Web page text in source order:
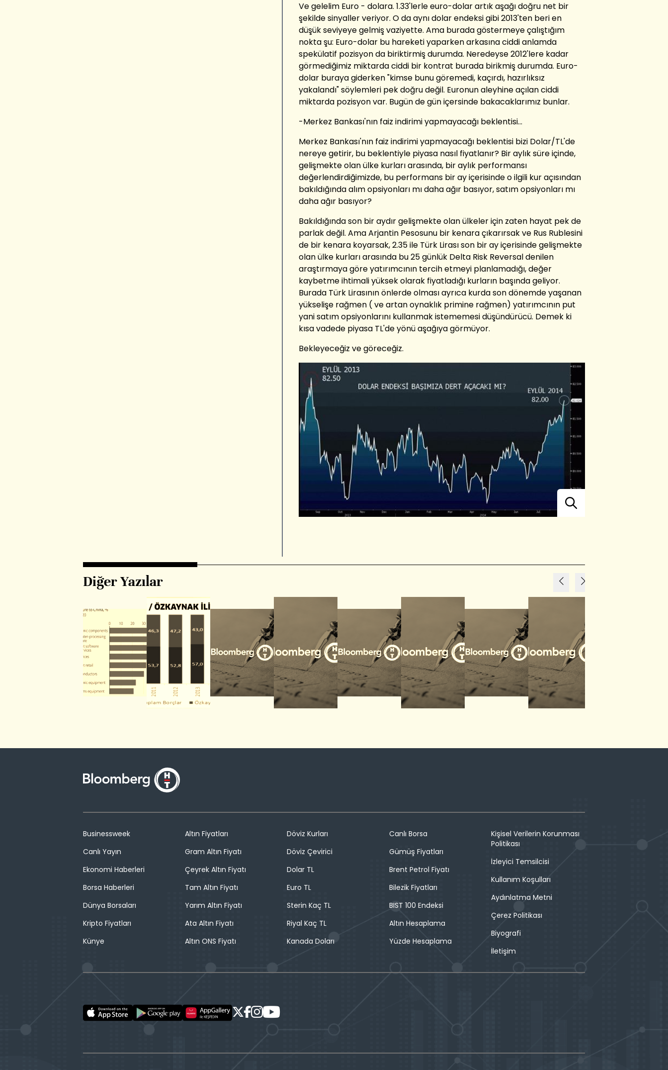
Ve gelelim Euro - dolara. 1.33'lerle euro-dolar artık aşağı doğru net bir
şekilde sinyaller veriyor. O da aynı dolar endeksi gibi 2013'ten beri en
düşük seviyeye gelmiş vaziyette. Ama burada göstermeye çalıştığım
nokta şu: Euro-dolar bu hareketi yaparken arkasına ciddi anlamda
spekülatif pozisyon da biriktirmiş durumda. Neredeyse 2012'lere kadar
görmediğimiz miktarda ciddi bir kontrat burada birikmiş durumda. Euro-
dolar buraya giderken "kimse bunu göremedi, kaçırdı, hazırlıksız
yakalandı" söylemleri pek doğru değil. Euronun aleyhine açılan ciddi
miktarda pozisyon var. Bugün de gün içersinde bakacaklarımız bunlar.
-Merkez Bankası'nın faiz indirimi yapmayacağı beklentisi...
Merkez Bankası'nın faiz indirimi yapmayacağı beklentisi bizi Dolar/TL'de
nereye getirir, bu beklentiyle piyasa nasıl fiyatlanır? Bir aylık süre içinde,
gelişmekte olan ülke kurları arasında, bir aylık performansı
değerlendirdiğimizde, bu performans bir ay içerisinde o ilgili kur açısından
bakıldığında alım opsiyonları mı daha ağır basıyor, satım opsiyonları mı
daha ağır basıyor?
Bakıldığında son bir aydır gelişmekte olan ülkeler için zaten hayat pek de
parlak değil. Ama Arjantin Pesosunu bir kenara çıkarırsak ve Rus Rublesini
de bir kenara koyarsak, 2.35 ile Türk Lirası son bir ay içerisinde gelişmekte
olan ülke kurları arasında bu 25 günlük Delta Risk Reversal denilen
araştırmaya göre yatırımcının tercih etmeyi planlamadığı, değer
kaybetme ihtimali yüksek olarak fiyatladığı kurların başında geliyor.
Burada Türk Lirasının önlerde olması ayrıca kurda son dönemde yaşanan
yükselişe rağmen ( ve artan oynaklık primine rağmen) yatırımcının put
yani satım opsiyonlarını kullanmak istememesi düşündürücü. Demek ki
kısa vadede piyasa TL'de yönü aşağıya görmüyor.
Bekleyeceğiz ve göreceğiz.
Diğer Yazılar
Businessweek
Canlı Yayın
Ekonomi Haberleri
Borsa Haberleri
Dünya Borsaları
Kripto Fiyatları
Künye
Altın Fiyatları
Gram Altın Fiyatı
Çeyrek Altın Fiyatı
Tam Altın Fiyatı
Yarım Altın Fiyatı
Ata Altın Fiyatı
Altın ONS Fiyatı
Döviz Kurları
Döviz Çevirici
Dolar TL
Euro TL
Sterin Kaç TL
Riyal Kaç TL
Kanada Doları
Canlı Borsa
Gümüş Fiyatları
Brent Petrol Fiyatı
Bilezik Fiyatları
BIST 100 Endeksi
Altın Hesaplama
Yüzde Hesaplama
Kişisel Verilerin Korunması
Politikası
İzleyici Temsilcisi
Kullanım Koşulları
Aydınlatma Metni
Çerez Politikası
Biyografi
İletişim